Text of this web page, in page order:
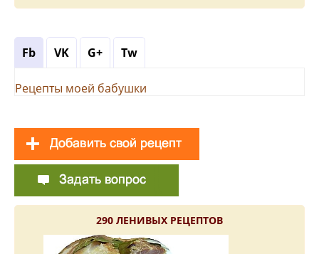
Fb VK G+ Tw
Рецепты моей бабушки
290 ЛЕНИВЫХ РЕЦЕПТОВ